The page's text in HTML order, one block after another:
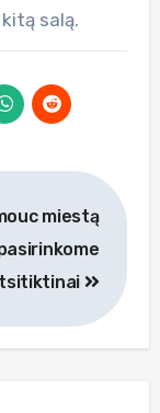
salą.
miestą